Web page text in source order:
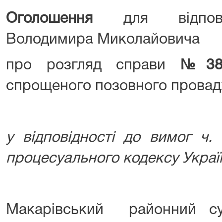
Оголошення для
Володимира Миколайовича
про розгляд справи
№
спрощеного позовного
у відповідності до вимог
процесуального кодексу
Макарівський районний